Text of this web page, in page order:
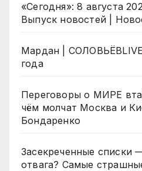
«Сегодня»: 8 августа
Выпуск новостей |
Мардан | СОЛОВЬЁВLIVE
года
Переговоры о МИРЕ
чём молчат Москва и
Бондаренко
Засекреченные списки
отвага? Самые